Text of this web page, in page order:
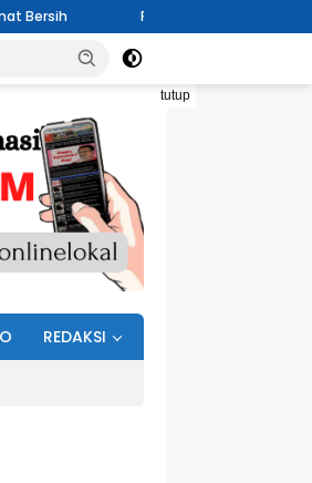
Buku Tengah Terus Berbenah Sambut
tutup
REDAKSI